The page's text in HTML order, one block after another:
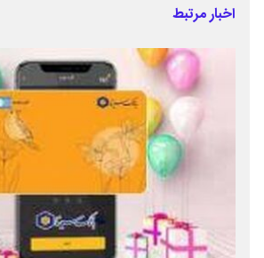
اخبار مرتبط